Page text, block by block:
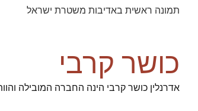
תמונה ראשית באדיבות משטרת ישראל
כושר קרבי
אדרנלין כושר קרבי הינה החברה המובילה והוותיקה בישראל עם 93% הצלחה בגיוס